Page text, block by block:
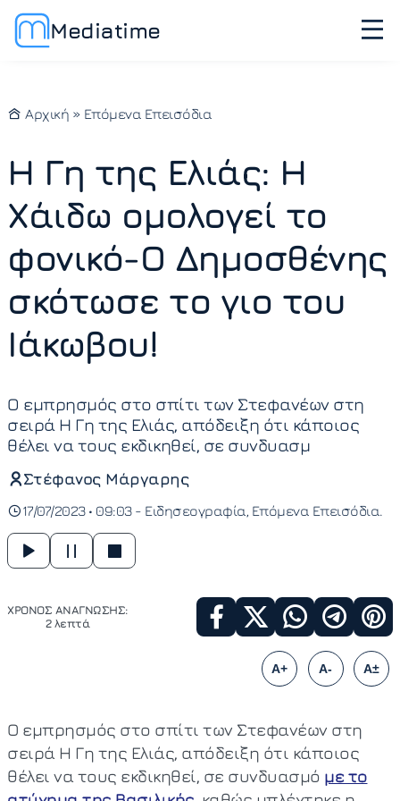
Mediatime
Αρχική » Επόμενα Επεισόδια
Η Γη της Ελιάς: Η
Χάιδω ομολογεί το
φονικό-Ο Δημοσθένης
σκότωσε το γιο του
Ιάκωβου!
Ο εμπρησμός στο σπίτι των Στεφανέων στη
σειρά Η Γη της Ελιάς, απόδειξη ότι κάποιος
θέλει να τους εκδικηθεί, σε συνδυασμ
Στέφανος Μάργαρης
17/07/2023 • 09:03 - Ειδησεογραφία Επόμενα Επεισόδια
ΧΡΟΝΟΣ ΑΝΑΓΝΩΣΗΣ:
2 λεπτά
A+ A- A±
Ο εμπρησμός στο σπίτι των Στεφανέων στη
σειρά Η Γη της Ελιάς, απόδειξη ότι κάποιος
θέλει να τους εκδικηθεί, σε συνδυασμό με το